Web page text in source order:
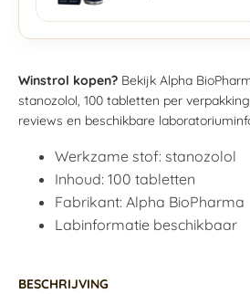
Winstrol kopen? Bekijk Alpha
stanozolol, 100 tabletten per
reviews en beschikbare
Werkzame stof: stanozolol
Inhoud: 100 tabletten
Fabrikant: Alpha BioPharma
Labinformatie beschikbaar
BESCHRIJVING